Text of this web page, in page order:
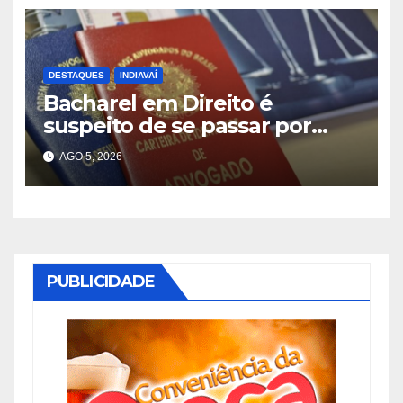
DESTAQUES INDIAVAÍ
Bacharel em Direito é
suspeito de se passar por
advogado durante
atendimento em Indiavaí
AGO 5, 2026
PUBLICIDADE